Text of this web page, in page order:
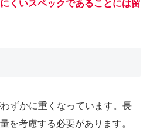
くいスペックであることには留
ずかに重くなっています。長
を考慮する必要があります。